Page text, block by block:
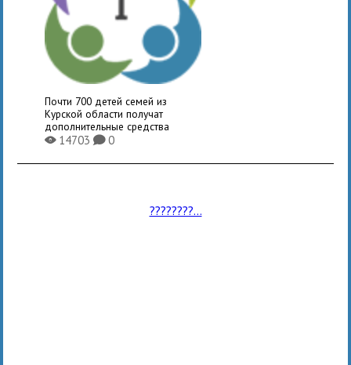
Почти 700 детей семей из
Курской области получат
дополнительные средства
X14703K0
????????...